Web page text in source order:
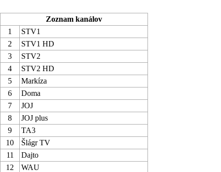
Zoznam kanálov
1
STV1
2
STV1 HD
3
STV2
4
STV2 HD
5
Markíza
6
Doma
7
JOJ
8
JOJ plus
9
TA3
10
Šlágr TV
11
Dajto
12
WAU